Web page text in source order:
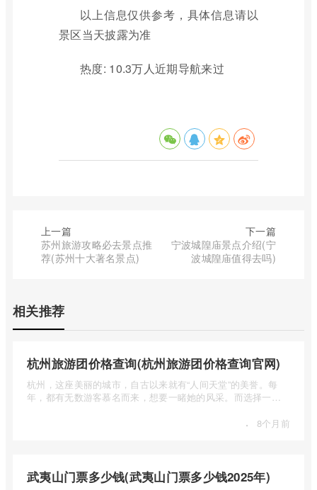
以上信息仅供参考，具体信息请以
景区当天披露为准
热度: 10.3万人近期导航来过
上一篇
苏州旅游攻略必去景点推
荐(苏州十大著名景点)
下一篇
宁波城隍庙景点介绍(宁
波城隍庙值得去吗)
相关推荐
杭州旅游团价格查询(杭州旅游团价格查询官网)
杭州，这座美丽的城市，自古以来就有“人间天堂”的美誉。每
年，都有无数游客慕名而来，想要一睹她的风采。而选择一个
· 8个月前
武夷山门票多少钱(武夷山门票多少钱2025年)